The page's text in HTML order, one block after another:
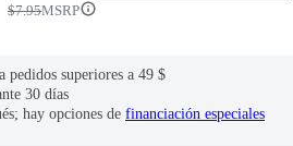
$7.95MSRP
pedidos superiores a 49 $
30 días
hay opciones de financiación especiales